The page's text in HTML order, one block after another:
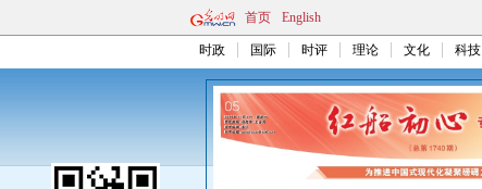
首页 English
时政 国际 时评 理论 文化 科技